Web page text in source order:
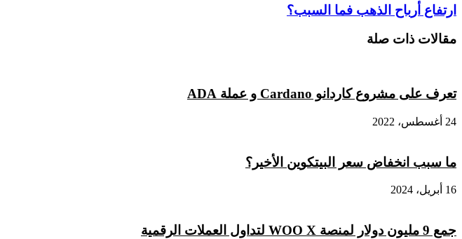
ايثيريوم
بنسبة
4٪
بعد
صناديق
ETF
ارتفاع
أرباح
الذهب
ارتفاع أرباح الذهب فما السبب؟
مقالات ذات صلة
تعرف على مشروع كاردانو Cardano و عملة ADA
24 أغسطس، 2022
ما سبب انخفاض سعر البيتكوين الأخير؟
16 أبريل، 2024
جمع 9 مليون دولار لمنصة WOO X لتداول العملات الرقمية